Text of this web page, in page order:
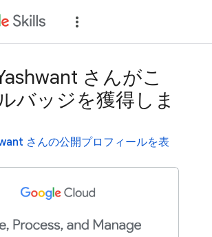
さんがこ
バッジを獲得しま
さんの公開プロフィールを表